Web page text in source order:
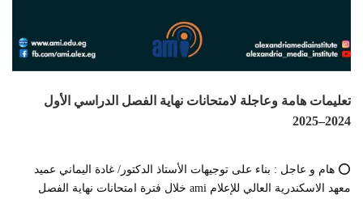
تعليمات هامة وعاجلة لامتحانات نهاية الفصل الدراسي الأول
2024–2025
⭕️ هام و عاجل : بناء على توجيهات الأستاذ الدكتور/ غادة اليماني عميد
معهد الاسكندرية العالي للإعلام ami خلال فترة امتحانات نهاية الفصل